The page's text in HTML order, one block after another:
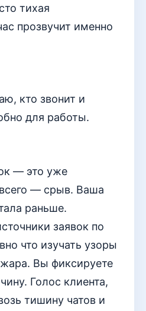
тихая
прозвучит именно
кто звонит и
для работы.
— это уже
— срыв. Ваша
раньше.
заявок по
что изучать узоры
Вы фиксируете
Голос клиента,
тишину чатов и